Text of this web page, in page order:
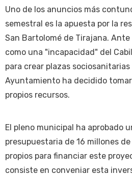
Uno de los anuncios más
semestral es la apuesta por la
San Bartolomé de Tirajana.
como una "incapacidad" del
para crear plazas sociosanitarias
Ayuntamiento ha decidido
propios recursos.
El pleno municipal ha aprobado
presupuestaria de 16 millones
propios para financiar este
consiste en conveniar esta